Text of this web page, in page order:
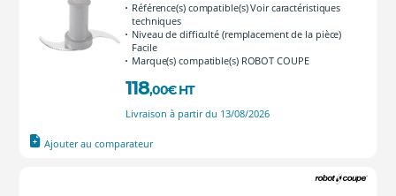
Référence(s) compatible(s) Voir caractéristiques
techniques
Niveau de difficulté (remplacement de la pièce)
Facile
Marque(s) compatible(s) ROBOT COUPE
118,00€ HT
Livraison à partir du 13/08/2026
Ajouter au comparateur